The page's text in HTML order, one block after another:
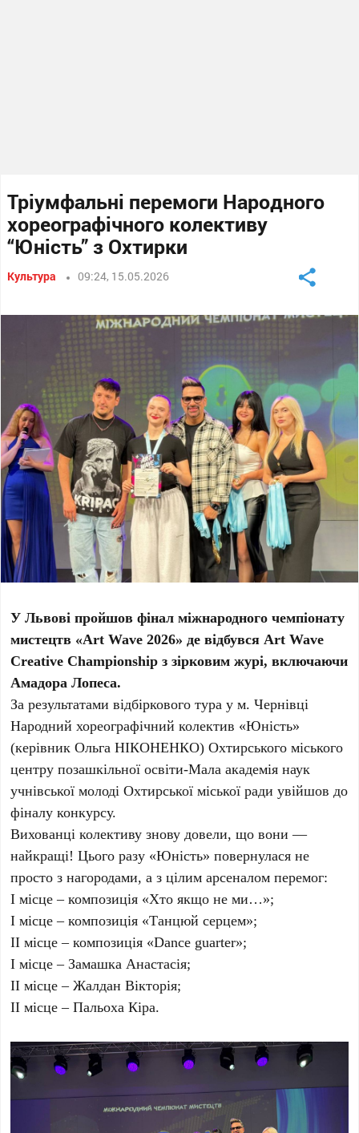
Тріумфальні перемоги Народного
хореографічного колективу
“Юність” з Охтирки
Культура 09:24, 15.05.2026
У Львові пройшов фінал міжнародного чемпіонату
мистецтв «Art Wave 2026» де відбувся Art Wave
Creative Championship з зірковим журі, включаючи
Амадора Лопеса.
За результатами відбіркового тура у м. Чернівці
Народний хореографічний колектив «Юність»
(керівник Ольга НІКОНЕНКО) Охтирського міського
центру позашкільної освіти-Мала академія наук
учнівської молоді Охтирської міської ради увійшов до
фіналу конкурсу.
Вихованці колективу знову довели, що вони —
найкращі! Цього разу «Юність» повернулася не
просто з нагородами, а з цілим арсеналом перемог:
І місце – композиція «Хто якщо не ми…»;
І місце – композиція «Танцюй серцем»;
ІІ місце – композиція «Dance guarter»;
І місце – Замашка Анастасія;
ІІ місце – Жалдан Вікторія;
ІІ місце – Пальоха Кіра.